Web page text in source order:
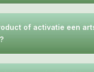
of activatie een